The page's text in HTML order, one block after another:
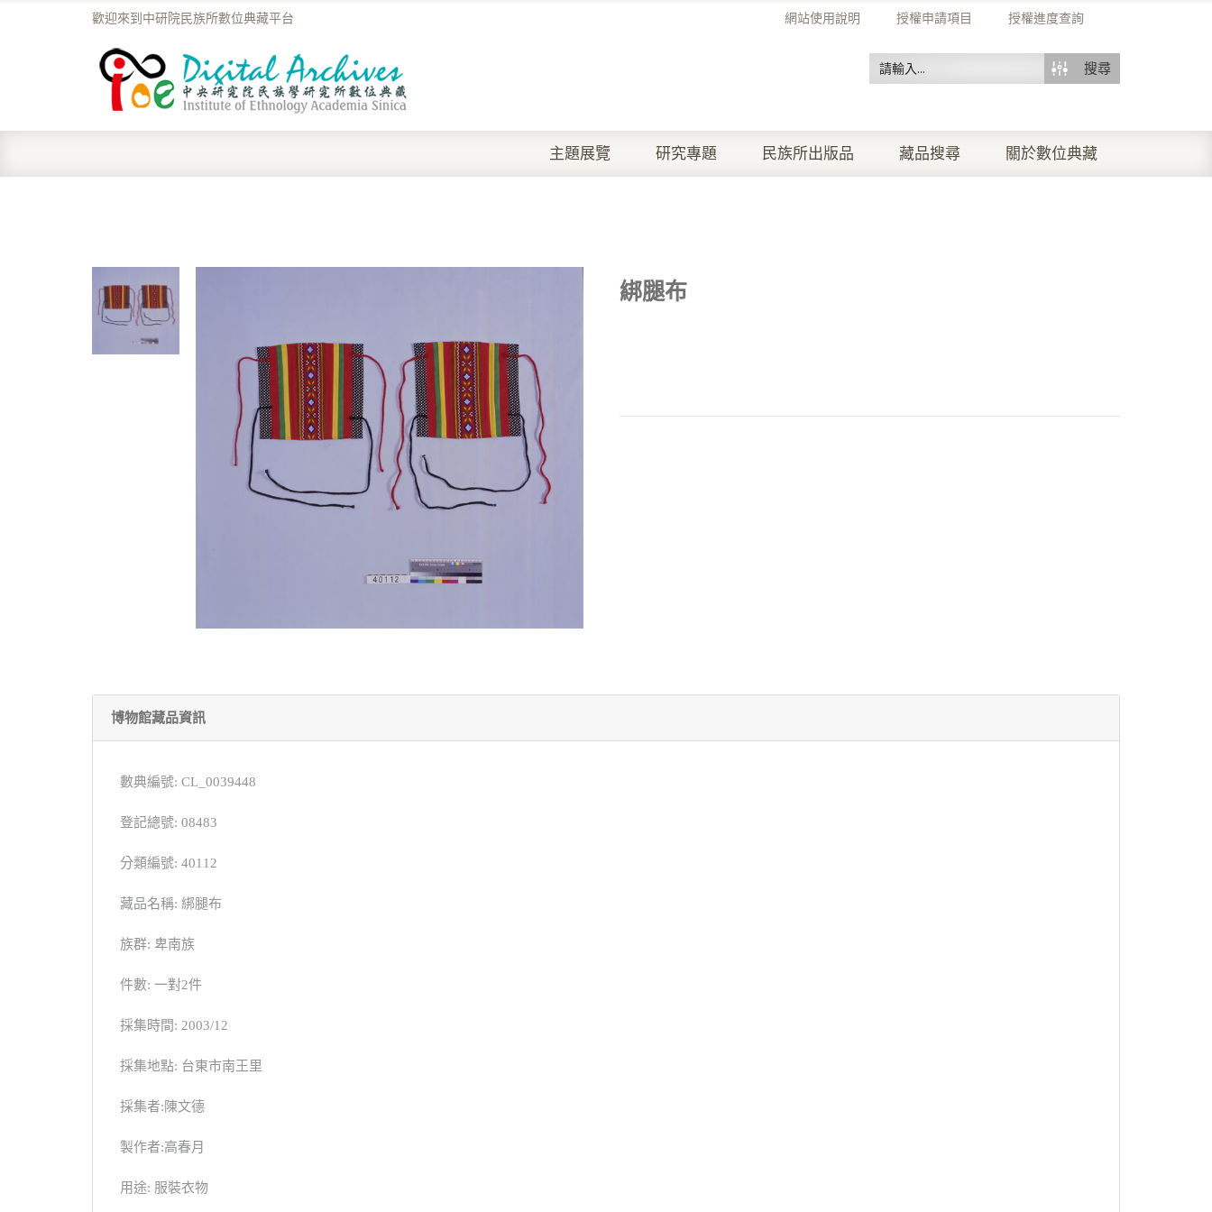
網站使用說明 授權申請項目 授權進度查詢
歡迎來到中研院民族所數位典藏平台
搜尋
主題展覽 研究專題 民族所出版品 藏品搜尋 關於數位典藏
綁腿布
博物館藏品資訊
數典編號: CL_0039448
登記總號: 08483
分類編號: 40112
藏品名稱: 綁腿布
族群: 卑南族
件數: 一對2件
採集時間: 2003/12
採集地點: 台東市南王里
採集者:陳文德
製作者:高春月
用途: 服裝衣物